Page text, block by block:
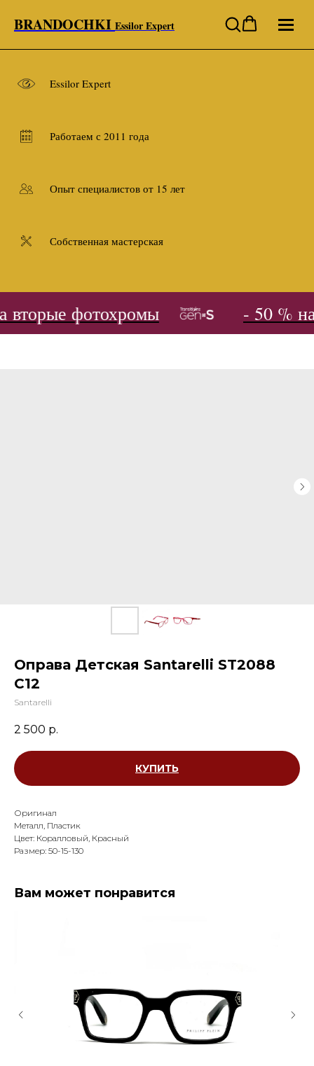
BRANDOCHKI Essilor Expert
Essilor Expert
Работаем с 2011 года
Опыт специалистов от 15 лет
Собственная мастерская
фотохромы - 50 %
Оправа Детская Santarelli ST2088
С12
Santarelli
2 500 р.
КУПИТЬ
Оригинал
Металл, Пластик
Цвет: Коралловый, Красный
Размер: 50-15-130
Вам может понравится